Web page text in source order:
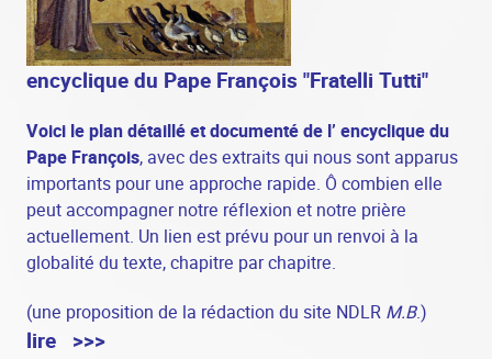
encyclique du Pape François "Fratelli Tutti"
Voici le plan détaillé et documenté de l’ encyclique du
Pape François, avec des extraits qui nous sont apparus
importants pour une approche rapide. Ô combien elle
peut accompagner notre réflexion et notre prière
actuellement. Un lien est prévu pour un renvoi à la
globalité du texte, chapitre par chapitre.
(une proposition de la rédaction du site NDLR M.B.)
lire >>>